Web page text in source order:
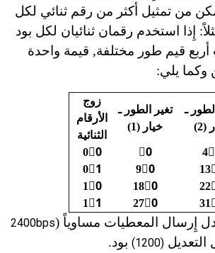
من تمثيل أكثر من رقم ثنائي لكل
إِذا استخدم رقمان ثنائيان لكل بود
أربع قيم طور مختلفة, قيمة واحدة
وكما يلي:
الطور ـ
(2)
تغير
الطور ـ
خيار (1)
زوج
الأرقام
الثنائية
0ْ
00ْ
90ْ
01ْ
180ْ
10ْ
270ْ 11ْ
إِرسال المعطيات مساوياً (2400bps
(1200) بود.